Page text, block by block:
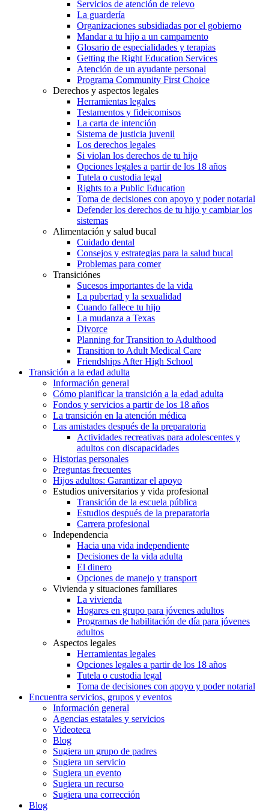
Servicios de atención de relevo
La guardería
Organizaciones subsidiadas por el gobierno
Mandar a tu hijo a un campamento
Glosario de especialidades y terapias
Getting the Right Education Services
Atención de un ayudante personal
Programa Community First Choice
Derechos y aspectos legales
Herramientas legales
Testamentos y fideicomisos
La carta de intención
Sistema de justicia juvenil
Los derechos legales
Si violan los derechos de tu hijo
Opciones legales a partir de los 18 años
Tutela o custodia legal
Rights to a Public Education
Toma de decisiones con apoyo y poder notarial
Defender los derechos de tu hijo y cambiar los
sistemas
Alimentación y salud bucal
Cuidado dental
Consejos y estrategias para la salud bucal
Problemas para comer
Transiciónes
Sucesos importantes de la vida
La pubertad y la sexualidad
Cuando fallece tu hijo
La mudanza a Texas
Divorce
Planning for Transition to Adulthood
Transition to Adult Medical Care
Friendships After High School
Transición a la edad adulta
Información general
Cómo planificar la transición a la edad adulta
Fondos y servicios a partir de los 18 años
La transición en la atención médica
Las amistades después de la preparatoria
Actividades recreativas para adolescentes y
adultos con discapacidades
Historias personales
Preguntas frecuentes
Hijos adultos: Garantizar el apoyo
Estudios universitarios y vida profesional
Transición de la escuela pública
Estudios después de la preparatoria
Carrera profesional
Independencia
Hacia una vida independiente
Decisiones de la vida adulta
El dinero
Opciones de manejo y transport
Vivienda y situaciones familiares
La vivienda
Hogares en grupo para jóvenes adultos
Programas de habilitación de día para jóvenes
adultos
Aspectos legales
Herramientas legales
Opciones legales a partir de los 18 años
Tutela o custodia legal
Toma de decisiones con apoyo y poder notarial
Encuentra servicios, grupos y eventos
Información general
Agencias estatales y servicios
Videoteca
Blog
Sugiera un grupo de padres
Sugiera un servicio
Sugiera un evento
Sugiera un recurso
Sugiera una corrección
Blog